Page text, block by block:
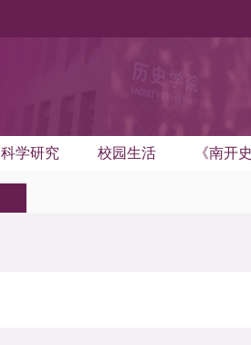
科学研究 校园生活 《南开